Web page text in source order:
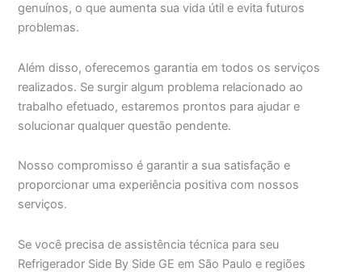
genuínos, o que aumenta sua vida útil e evita futuros
problemas.
Além disso, oferecemos garantia em todos os serviços
realizados. Se surgir algum problema relacionado ao
trabalho efetuado, estaremos prontos para ajudar e
solucionar qualquer questão pendente.
Nosso compromisso é garantir a sua satisfação e
proporcionar uma experiência positiva com nossos
serviços.
Se você precisa de assistência técnica para seu
Refrigerador Side By Side GE em São Paulo e regiões